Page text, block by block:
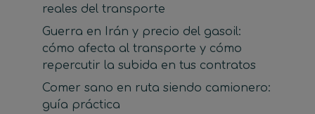
reales del transporte
Guerra en Irán y precio del gasoil:
cómo afecta al transporte y cómo
repercutir la subida en tus contratos
Comer sano en ruta siendo camionero:
guía práctica